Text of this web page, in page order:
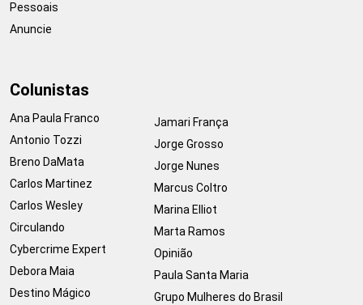
Pessoais
Anuncie
Colunistas
Ana Paula Franco
Antonio Tozzi
Breno DaMata
Carlos Martinez
Carlos Wesley
Circulando
Cybercrime Expert
Debora Maia
Destino Mágico
Jamari França
Jorge Grosso
Jorge Nunes
Marcus Coltro
Marina Elliot
Marta Ramos
Opinião
Paula Santa Maria
Grupo Mulheres do Brasil